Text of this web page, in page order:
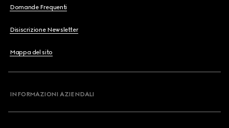
Domande Frequenti
Disiscrizione Newsletter
Mappa del sito
INFORMAZIONI AZIENDALI